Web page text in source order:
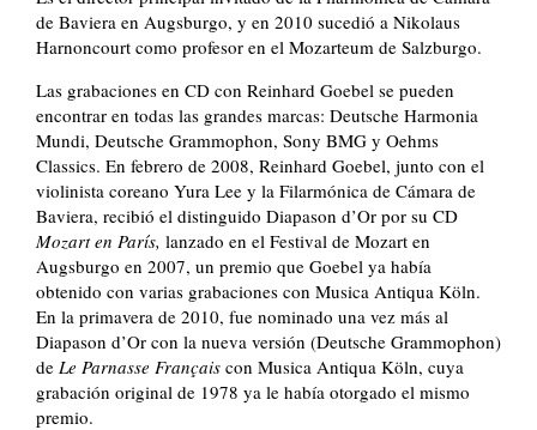
de Baviera en Augsburgo, y en 2010 sucedió a Nikolaus
Harnoncourt como profesor en el Mozarteum de Salzburgo.
Las grabaciones en CD con Reinhard Goebel se pueden
encontrar en todas las grandes marcas: Deutsche Harmonia
Mundi, Deutsche Grammophon, Sony BMG y Oehms
Classics. En febrero de 2008, Reinhard Goebel, junto con el
violinista coreano Yura Lee y la Filarmónica de Cámara de
Baviera, recibió el distinguido Diapason d’Or por su CD
Mozart en París, lanzado en el Festival de Mozart en
Augsburgo en 2007, un premio que Goebel ya había
obtenido con varias grabaciones con Musica Antiqua Köln.
En la primavera de 2010, fue nominado una vez más al
Diapason d’Or con la nueva versión (Deutsche Grammophon)
de Le Parnasse Français con Musica Antiqua Köln, cuya
grabación original de 1978 ya le había otorgado el mismo
premio.